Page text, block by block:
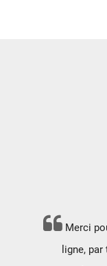
Merci
ligne,